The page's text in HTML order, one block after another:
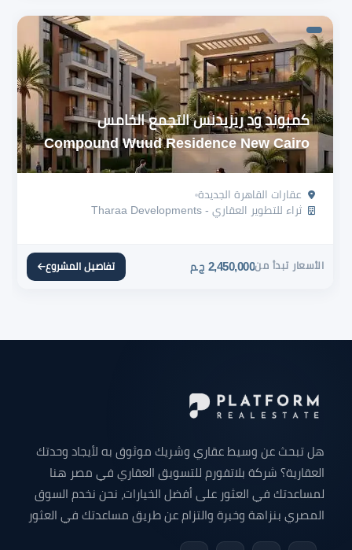
كمبوند ود ريزيدنس التجمع الخامس
Compound Wuud Residence New Cairo
عقارات القاهرة الجديدة
ثراء للتطوير العقاري - Tharaa Developments
الأسعار تبدأ من2,450,000 ج.م تفاصيل المشروع
هل تبحث عن وسيط عقاري وشريك موثوق به لأيجاد وحدتك
العقارية؟ شركة بلاتفورم للتسويق العقاري في مصر هنا
لمساعدتك في العثور على أفضل الخيارات، نحن نخدم السوق
المصري بنزاهة وخبرة والتزام عن طريق مساعدتك في العثور